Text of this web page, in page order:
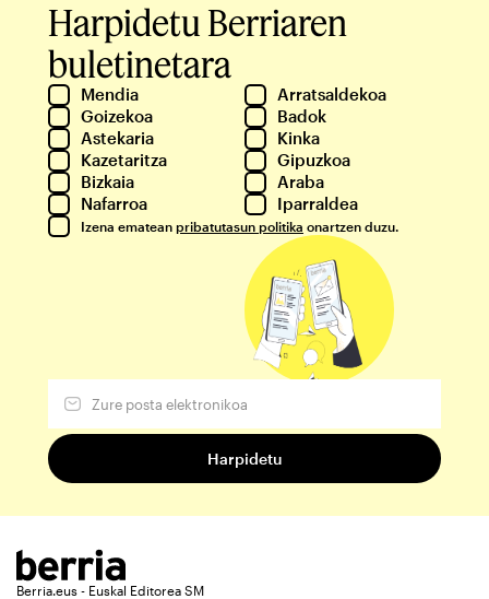
Harpidetu Berriaren
buletinetara
Mendia
Arratsaldekoa
Goizekoa
Badok
Astekaria
Kinka
Kazetaritza
Gipuzkoa
Bizkaia
Araba
Nafarroa
Iparraldea
Izena ematean pribatutasun politika onartzen duzu.
Berria.eus - Euskal Editorea SM